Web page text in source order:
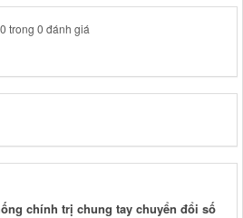
trong 0 đánh giá
chính trị chung tay chuyển đổi số